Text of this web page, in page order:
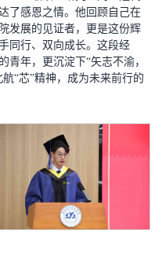
了感恩之情。他回顾自己在
发展的见证者，更是这份辉
同行、双向成长。这段经
青年，更沉淀下“矢志不渝，
“芯”精神，成为未来前行的